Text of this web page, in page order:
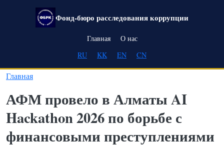
Перейти к основному содержанию
Фонд-бюро расследования коррупции
Main navigation
Главная
О нас
RU
KK EN CN
Главная
АФМ провело в Алматы AI
Hackathon 2026 по борьбе с
финансовыми преступлениями